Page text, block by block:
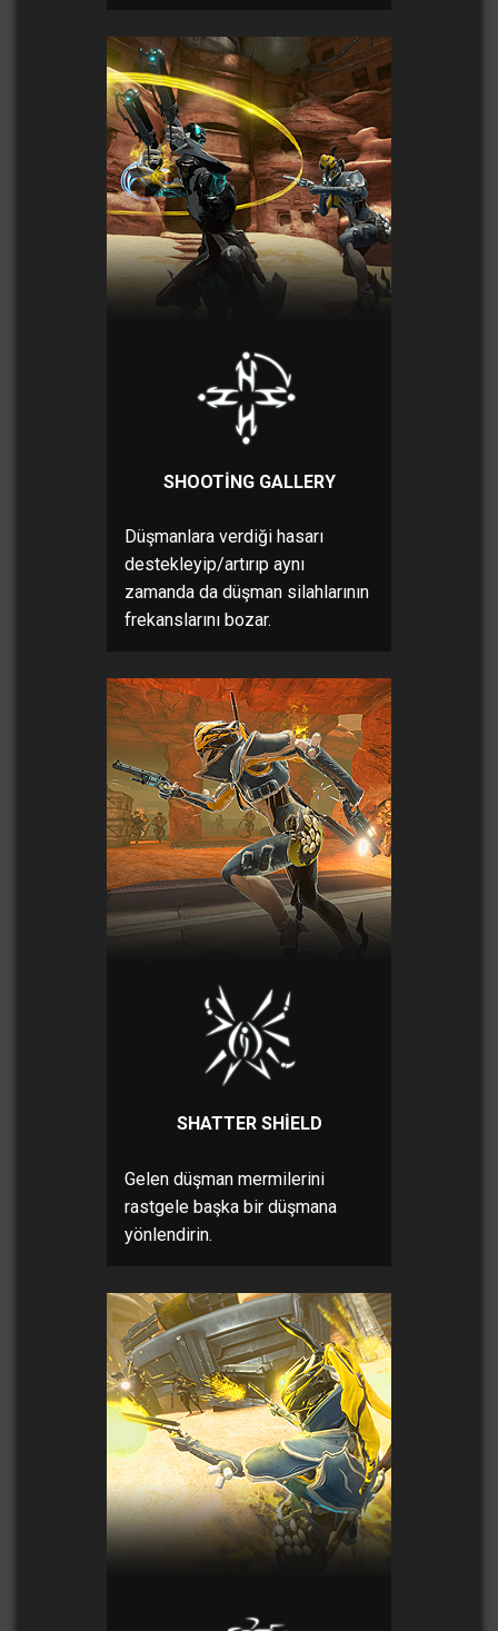
SHOOTING GALLERY
Düşmanlara verdiği hasarı
destekleyip/artırıp aynı
zamanda da düşman silahlarının
frekanslarını bozar.
SHATTER SHIELD
Gelen düşman mermilerini
rastgele başka bir düşmana
yönlendirin.